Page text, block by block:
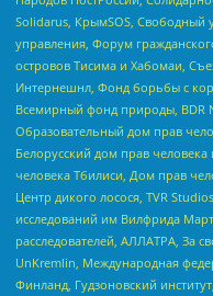
Solidarus, КрымSOS, Свободный
управления, Форум
островов Тисима и Хабомаи,
Интернешнл, Фонд борьбы с
Всемирный фонд природы, BDR
Образовательный дом прав
Белорусский дом прав
человека Тбилиси, Дом прав
Центр дикого лосося, TVR
исследований им Вилфрида
расследователей, АЛЛАТРА, За
UnKremlin, Международная
Финланд, Гудзоновский